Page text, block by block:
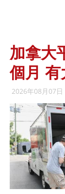
加拿大
個月 有
2026年08月07